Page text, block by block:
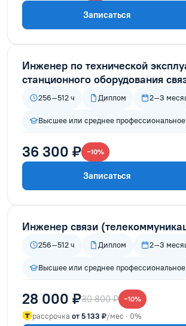
Записаться
Инженер по технической
станционного оборудования
256–512 ч Диплом 2–3
Высшее или среднее профессиональное
36 300 ₽ −10%
Записаться
Инженер связи
256–512 ч Диплом 2–3
Высшее или среднее профессиональное
28 000 ₽30 800 ₽ −10%
рассрочка от 5 133 ₽/мес · 0%